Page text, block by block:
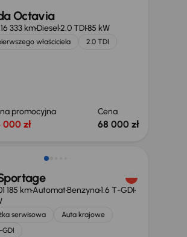
Octavia
333 kmDiesel2.0 TDI85 kW
właściciela 2.0 TDI
promocyjna
000 zł
Cena
68 000 zł
o 1 000 zł
185 kmAutomatBenzyna1.6 T-GDI
serwisowa
Auta krajowe
GDI